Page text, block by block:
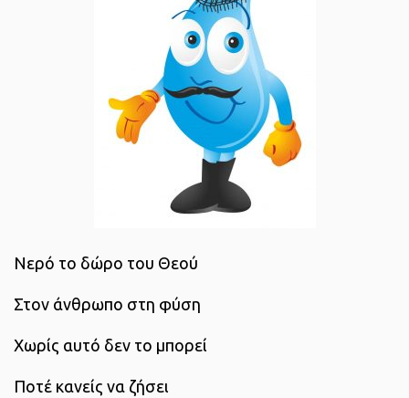
Νερό το δώρο του Θεού
Στον άνθρωπο στη φύση
Χωρίς αυτό δεν το μπορεί
Ποτέ κανείς να ζήσει